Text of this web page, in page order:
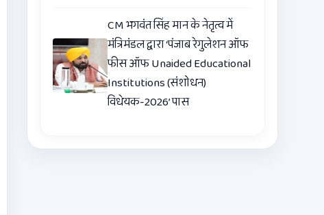
CM भगवंत सिंह मान के नेतृत्व में
मंत्रिमंडल द्वारा ‘पंजाब रेगुलेशन ऑफ
फीस ऑफ Unaided Educational
Institutions (संशोधन)
विधेयक-2026’ पास